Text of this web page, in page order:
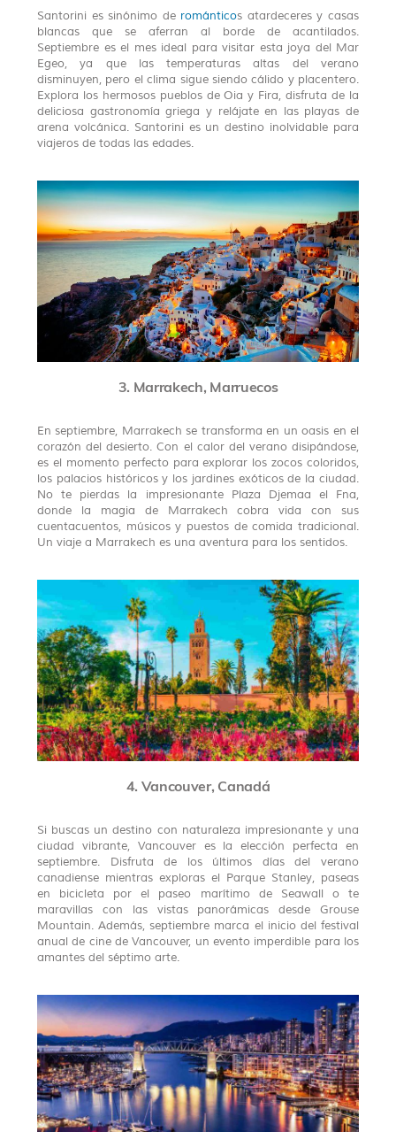
Santorini es sinónimo de románticos atardeceres y casas
blancas que se aferran al borde de acantilados.
Septiembre es el mes ideal para visitar esta joya del Mar
Egeo, ya que las temperaturas altas del verano
disminuyen, pero el clima sigue siendo cálido y placentero.
Explora los hermosos pueblos de Oia y Fira, disfruta de la
deliciosa gastronomía griega y relájate en las playas de
arena volcánica. Santorini es un destino inolvidable para
viajeros de todas las edades.
3. Marrakech, Marruecos
En septiembre, Marrakech se transforma en un oasis en el
corazón del desierto. Con el calor del verano disipándose,
es el momento perfecto para explorar los zocos coloridos,
los palacios históricos y los jardines exóticos de la ciudad.
No te pierdas la impresionante Plaza Djemaa el Fna,
donde la magia de Marrakech cobra vida con sus
cuentacuentos, músicos y puestos de comida tradicional.
Un viaje a Marrakech es una aventura para los sentidos.
4. Vancouver, Canadá
Si buscas un destino con naturaleza impresionante y una
ciudad vibrante, Vancouver es la elección perfecta en
septiembre. Disfruta de los últimos días del verano
canadiense mientras exploras el Parque Stanley, paseas
en bicicleta por el paseo marítimo de Seawall o te
maravillas con las vistas panorámicas desde Grouse
Mountain. Además, septiembre marca el inicio del festival
anual de cine de Vancouver, un evento imperdible para los
amantes del séptimo arte.